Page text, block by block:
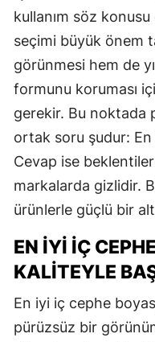
kullanım söz
seçimi büyük önem
görünmesi hem de
formunu koruması
gerekir. Bu noktada
ortak soru şudur: En
Cevap ise
markalarda gizlidir.
ürünlerle güçlü bir
EN İYI İÇ
KALITEYLE
En iyi iç cephe
pürüzsüz bir